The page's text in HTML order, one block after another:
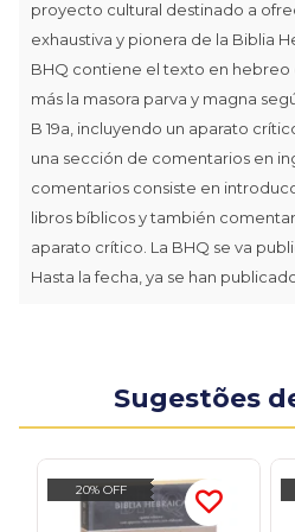
proyecto cultural destinado a
exhaustiva y pionera de la Biblia
BHQ contiene el texto en hebreo
más la masora parva y magna
B 19a, incluyendo un aparato
una sección de comentarios en
comentarios consiste en
libros bíblicos y también
aparato crítico. La BHQ se va
Hasta la fecha, ya se han
Sugestões
20% OFF